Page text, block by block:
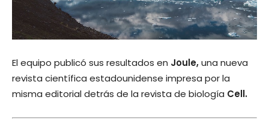
El equipo publicó sus resultados en Joule,una nueva
revista científica estadounidense impresa por la
misma editorial detrás de la revista de biología Cell.